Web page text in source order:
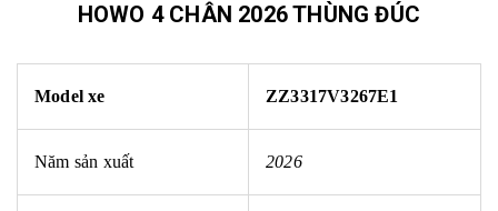
HOWO 4 CHÂN 2026 THÙNG ĐÚC
Model xe ZZ3317V3267E1
Năm sản xuất 2026